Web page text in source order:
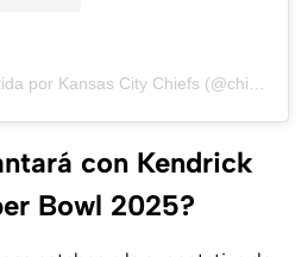
con Kendrick
Bowl 2025?